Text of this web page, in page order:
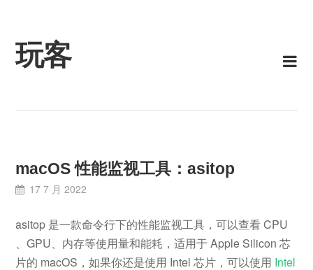
content
玩客
macOS 性能监视工具：asitop
17 7 月 2022
asitop 是一款命令行下的性能监视工具，可以查看 CPU
、GPU、内存等使用量和能耗，适用于 Apple Silicon 芯
片的 macOS，如果你还是使用 Intel 芯片，可以使用 Intel